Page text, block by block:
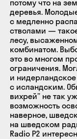
потому что на
деревья.
с медленно
стволами —
лесу,
комбинатом.
это во многом
ограничения.
и
с исландским.
вихрей” не так
возможность
наверное,
на шведском
Radio P2